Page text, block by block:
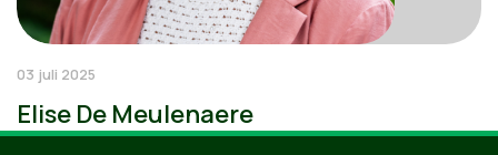
03 juli 2025
Elise De Meulenaere